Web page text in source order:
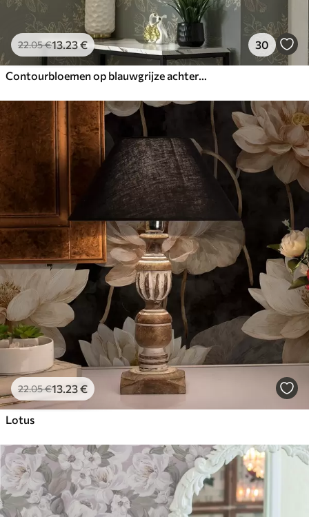
22.05€13.23€ 30
Contourbloemen op blauwgrijze achtergrond, elegant botanisch patroon
22.05€13.23€
Lotus